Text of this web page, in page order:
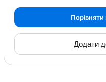
Порівняти
Додати